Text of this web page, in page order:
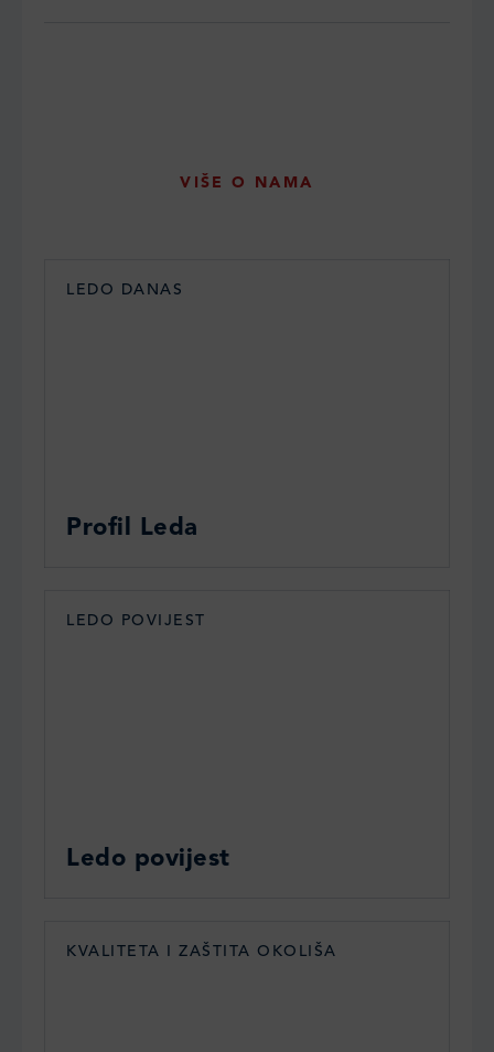
VIŠE O NAMA
LEDO DANAS
Profil Leda
LEDO POVIJEST
Ledo povijest
KVALITETA I ZAŠTITA OKOLIŠA